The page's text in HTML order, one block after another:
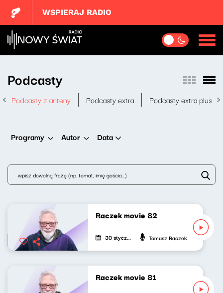
WSPIERAJ RADIO
Podcasty
Podcasty z anteny Podcasty extra Podcasty extra plus
Programy Autor Data
Raczek movie 82
30 stycznia 2022 Tomasz Raczek
Raczek movie 81